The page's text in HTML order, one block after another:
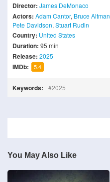
Director: James DeMonaco
Actors: Adam Cantor, Bruce Altman
Pete Davidson, Stuart Rudin
Country: United States
Duration: 95 min
Release: 2025
IMDb: 5.4
Keywords: 2025
You May Also Like